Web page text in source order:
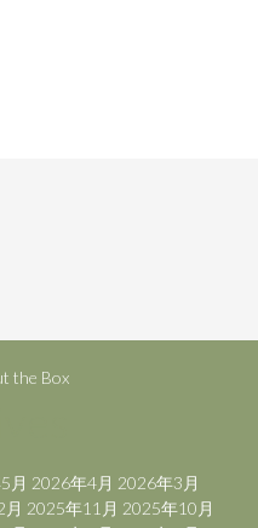
the Box
月 2026年4月 2026年3月
2025年11月 2025年10月